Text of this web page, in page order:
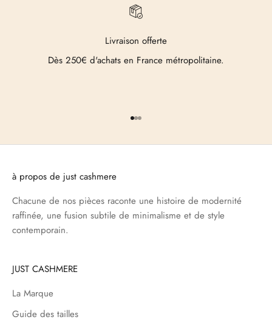
Livraison offerte
Dès 250€ d'achats en France métropolitaine.
Aller à l'élément 1
Aller à l'élément 2
Aller à l'élément 3
à propos de just cashmere
Chacune de nos pièces raconte une histoire de modernité
raffinée, une fusion subtile de minimalisme et de style
contemporain.
JUST CASHMERE
La Marque
Guide des tailles